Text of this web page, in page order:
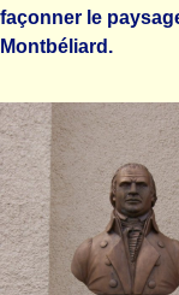
façonner le
Montbéliard.